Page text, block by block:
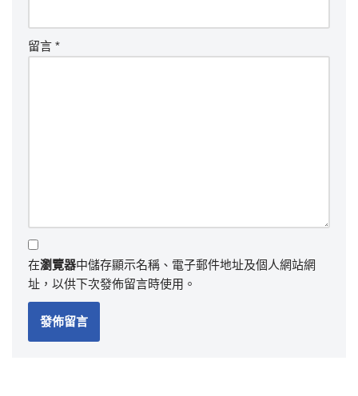
留言 *
在瀏覽器中儲存顯示名稱、電子郵件地址及個人網站網
址，以供下次發佈留言時使用。